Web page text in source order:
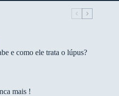
e como ele trata o lúpus?
mais !